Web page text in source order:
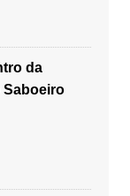
da
Saboeiro